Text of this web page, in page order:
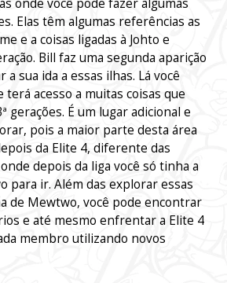
onde você pode fazer algumas
Elas têm algumas referências as
e a coisas ligadas à Johto e
Bill faz uma segunda aparição
sua ida a essas ilhas. Lá você
acesso a muitas coisas que
gerações. É um lugar adicional e
pois a maior parte desta área
da Elite 4, diferente das
depois da liga você só tinha a
para ir. Além das explorar essas
de Mewtwo, você pode encontrar
e até mesmo enfrentar a Elite 4
membro utilizando novos